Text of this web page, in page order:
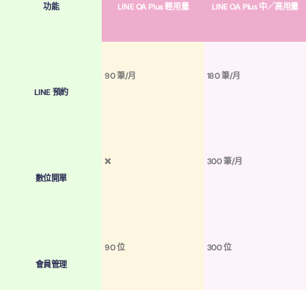
功能 LINE OA Plus 輕用量 LINE OA Plus 中／高用量
LINE 預約
90 筆/月 180 筆/月
數位開單
❌ 300 筆/月
會員管理
90 位 300 位